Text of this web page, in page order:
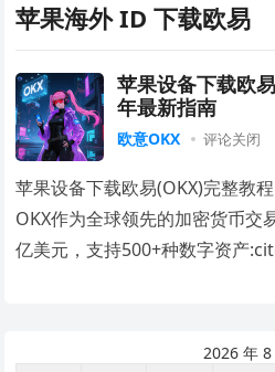
苹果海外 ID 下载欧易
苹果设备下载欧
年最新指南
欧意OKX 评论关闭
苹果设备下载欧易(OKX)完整教
OKX作为全球领先的加密货币交
亿美元，支持500+种数字资产
2026 年 8